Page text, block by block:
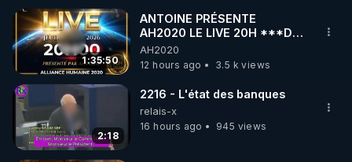
🌱 INSTAGRAM
https://www.instagram.com/rdlr_thierrycasasnovas/
http://rgnr.li/instagram
🌱 LA NEWSLETTER
Pour ne pas rater l’actualité RGNR (stages,
1:35:50
ANTOINE PRÉSENTE
AH2020 LE LIVE 20H ***DU
06/08/2026***
AH2020
12 hours ago
3.5 k views
2:18
2216 - L'état des banques
relais-x
16 hours ago
945 views